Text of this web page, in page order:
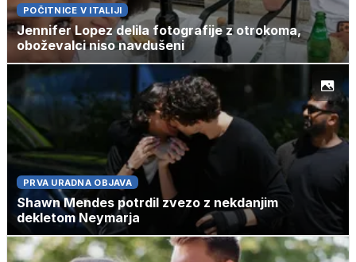
POČITNICE V ITALIJI
Jennifer Lopez delila fotografije z otrokoma,
oboževalci niso navdušeni
PRVA URADNA OBJAVA
Shawn Mendes potrdil zvezo z nekdanjim
dekletom Neymarja